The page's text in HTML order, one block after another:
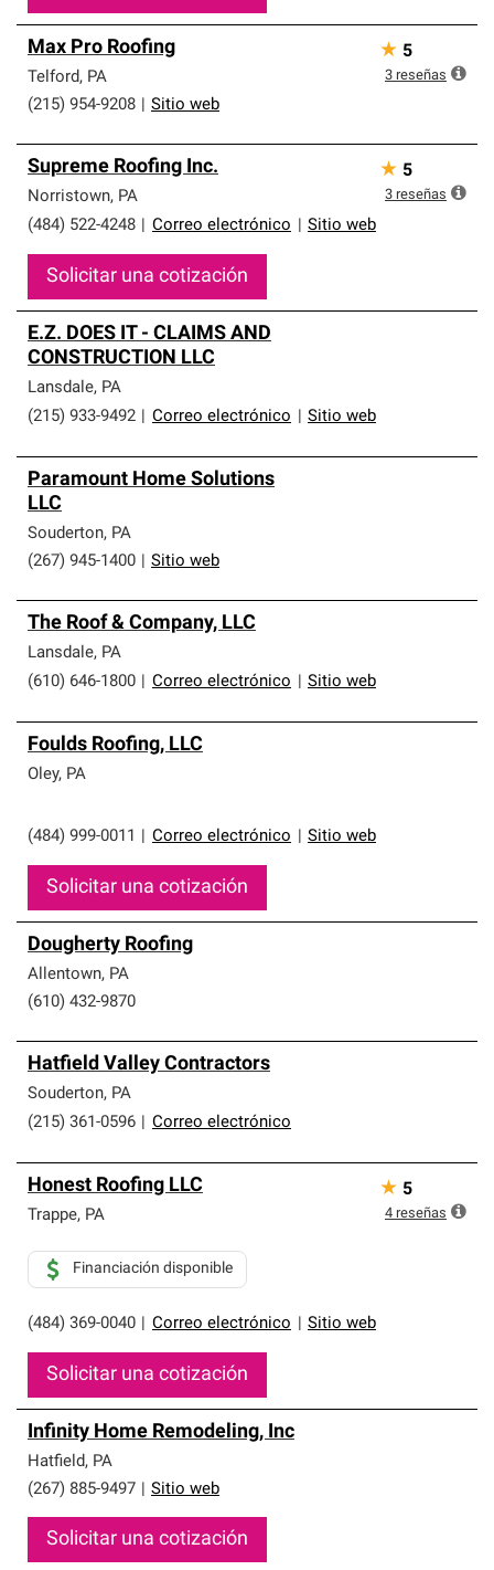
Max Pro Roofing
Telford, PA
(215) 954-9208
Sitio web
★ 5
3 reseñas
Supreme Roofing Inc.
Norristown, PA
(484) 522-4248
Correo electrónico Sitio web
Solicitar una cotización
★ 5
3 reseñas
E.Z. DOES IT - CLAIMS AND
CONSTRUCTION LLC
Lansdale, PA
(215) 933-9492
Correo electrónico Sitio web
Paramount Home Solutions
LLC
Souderton, PA
(267) 945-1400
Sitio web
The Roof & Company, LLC
Lansdale, PA
(610) 646-1800
Correo electrónico Sitio web
Foulds Roofing, LLC
Oley, PA
(484) 999-0011 Correo electrónico Sitio web
Solicitar una cotización
Dougherty Roofing
Allentown, PA
(610) 432-9870
Hatfield Valley Contractors
Souderton, PA
(215) 361-0596
Correo electrónico
Honest Roofing LLC
Trappe, PA
(484) 369-0040 Correo electrónico Sitio web
Financiación disponible
Solicitar una cotización
★ 5
4 reseñas
Infinity Home Remodeling, Inc
Hatfield, PA
(267) 885-9497
Sitio web
Solicitar una cotización